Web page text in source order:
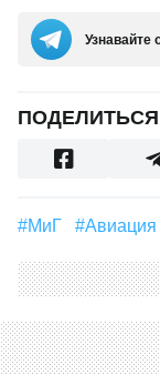
Узнавайте
ПОДЕЛИТЬСЯ
#МиГ #Авиация